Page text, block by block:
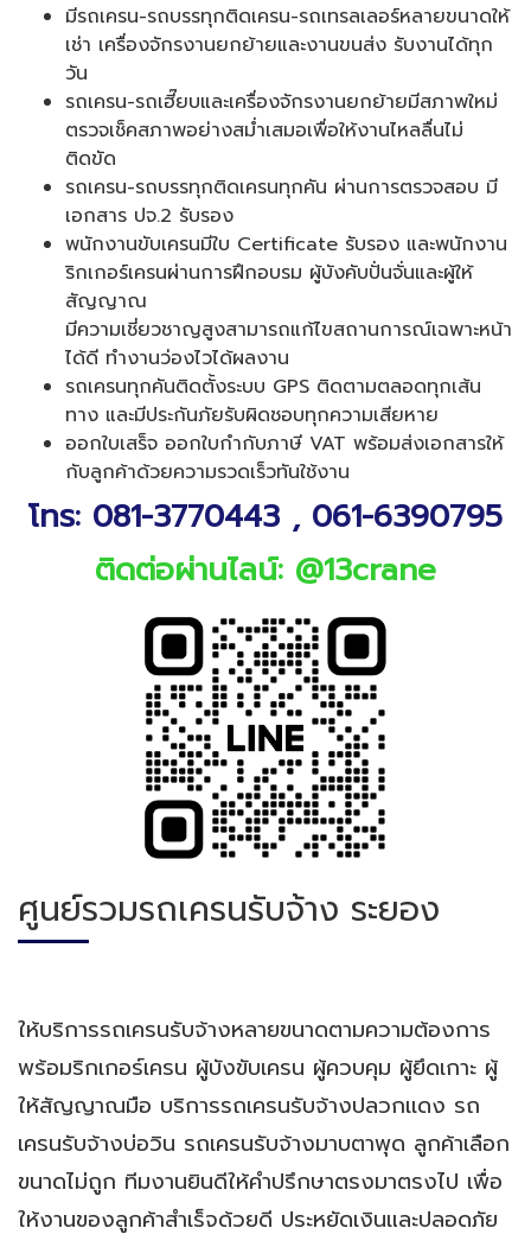
มีรถเครน-รถบรรทุกติดเครน-รถเทรลเลอร์หลายขนาดให้
เช่า เครื่องจักรงานยกย้ายและงานขนส่ง รับงานได้ทุก
วัน
รถเครน-รถเฮี๊ยบและเครื่องจักรงานยกย้ายมีสภาพใหม่
ตรวจเช็คสภาพอย่างสม่ำเสมอเพื่อให้งานไหลลื่นไม่
ติดขัด
รถเครน-รถบรรทุกติดเครนทุกคัน ผ่านการตรวจสอบ มี
เอกสาร ปจ.2 รับรอง
พนักงานขับเครนมีใบ Certificate รับรอง และพนักงาน
ริกเกอร์เครนผ่านการฝึกอบรม ผู้บังคับปั่นจั่นและผู้ให้
สัญญาณ
มีความเชี่ยวชาญสูงสามารถแก้ไขสถานการณ์เฉพาะหน้า
ได้ดี ทำงานว่องไวได้ผลงาน
รถเครนทุกคันติดตั้งระบบ GPS ติดตามตลอดทุกเส้น
ทาง และมีประกันภัยรับผิดชอบทุกความเสียหาย
ออกใบเสร็จ ออกใบกำกับภาษี VAT พร้อมส่งเอกสารให้
กับลูกค้าด้วยความรวดเร็วทันใช้งาน
โทร: 081-3770443 , 061-6390795
ติดต่อผ่านไลน์: @13crane
ศูนย์รวมรถเครนรับจ้าง ระยอง
ให้บริการรถเครนรับจ้างหลายขนาดตามความต้องการ
พร้อมริกเกอร์เครน ผู้บังขับเครน ผู้ควบคุม ผู้ยึดเกาะ ผู้
ให้สัญญาณมือ บริการรถเครนรับจ้างปลวกเเดง รถ
เครนรับจ้างบ่อวิน รถเครนรับจ้างมาบตาพุด ลูกค้าเลือก
ขนาดไม่ถูก ทีมงานยินดีให้คำปรึกษาตรงมาตรงไป เพื่อ
ให้งานของลูกค้าสำเร็จด้วยดี ประหยัดเงินและปลอดภัย